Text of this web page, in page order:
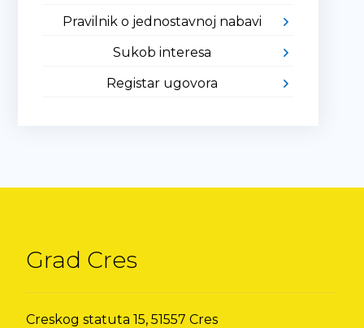
Pravilnik o jednostavnoj nabavi
Sukob interesa
Registar ugovora
Grad Cres
Creskog statuta 15, 51557 Cres